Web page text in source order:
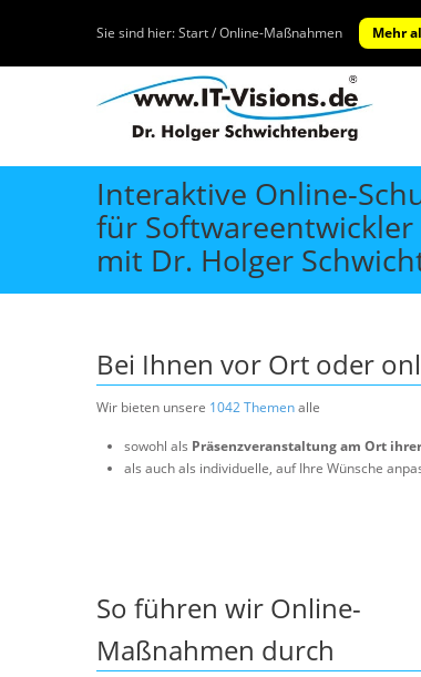
Sie sind hier:Start / Online-Maßnahmen Mehr
Interaktive Online-
für
mit Dr. Holger
Bei Ihnen vor Ort oder
Wir bieten unsere 1042 Themenalle
sowohl als Präsenzveranstaltung am Ort
als auch als individuelle, auf Ihre Wünsche
So führen wir Online-
Maßnahmen durch